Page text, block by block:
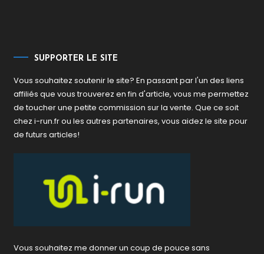
SUPPORTER LE SITE
Vous souhaitez soutenir le site? En passant par l'un des liens
affiliés que vous trouverez en fin d'article, vous me permettez
de toucher une petite commission sur la vente. Que ce soit
chez i-run.fr ou les autres partenaires, vous aidez le site pour
de futurs articles!
Vous souhaitez me donner un coup de pouce sans